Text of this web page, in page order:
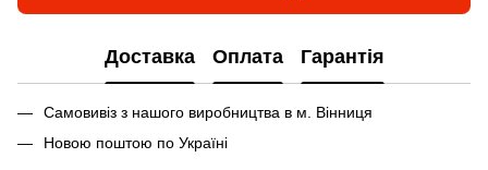
Доставка Оплата Гарантія
Самовивіз з нашого виробництва в м. Вінниця
Новою поштою по Україні